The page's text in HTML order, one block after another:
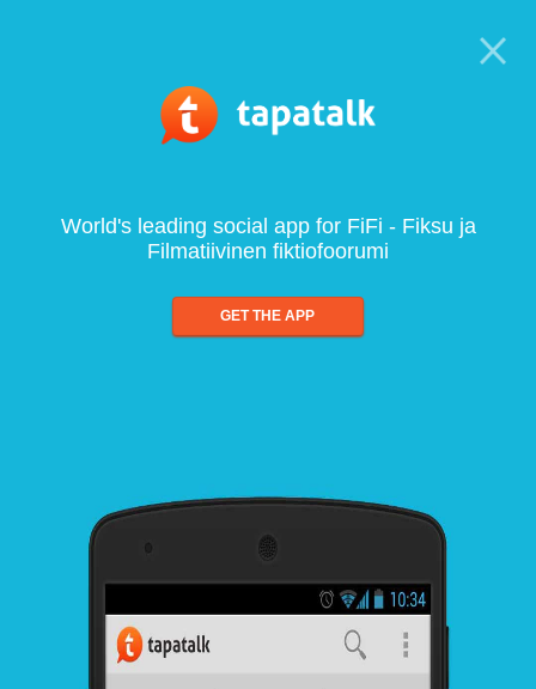
World's leading social app for FiFi - Fiksu ja
Filmatiivinen fiktiofoorumi
GET THE APP